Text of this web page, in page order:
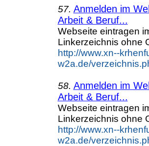
57. Anmelden im
Arbeit & Beruf...
Webseite eintragen
Linkerzeichnis ohne
http://www.xn--
w2a.de/
58. Anmelden im
Arbeit & Beruf...
Webseite eintragen
Linkerzeichnis ohne
http://www.xn--
w2a.de/